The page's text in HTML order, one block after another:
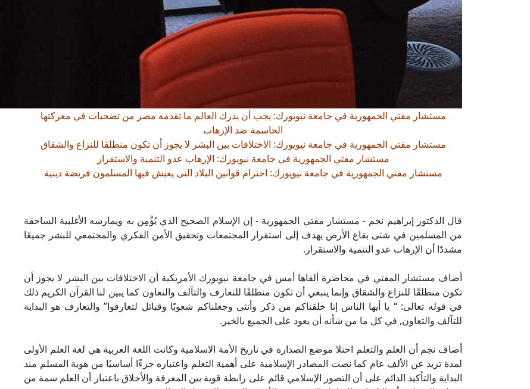
مستشار مفتي الجمهورية في جامعة نيويورك: يجب أن يدرك العالم ما تقدمه مصر من تضحيات في معركتها
الحاسمة ضد الإرهاب
مستشار مفتي الجمهورية في جامعة نيويورك: الاختلافات بين البشر لا يجوز أن تكون منطلقا للنزاع والشقاق
مستشار مفتي الجمهورية في جامعة نيويورك: الإرهاب عدو التنمية والاستقرار
مستشار مفتي الجمهورية في جامعة نيويورك: احترام قوانين البلاد التى يعيش فيها المسلمون فريضة دينية
قال الدكتور إبراهيم نجم - مستشار مفتي الجمهورية - إن الإسلام الصحيح الذي يُؤْمِن به ويمارسه الأغلبية الساحقة
من المسلمين في شتى بقاع الأرض يهدف إلى استقرار المجتمعات وتحقيق الأمن الفكري والمجتمعي للبشر جميعًا
مشددًا أن الإرهاب عدو التنمية والاستقرار.
أضاف مستشار المفتي في محاضرة ألقاها أمس في جامعة نيويورك الأمريكية أن الاختلافات بين البشر لا يجوز أن
تكون منطلقًا للنزاع والشقاق وإنما ينبغي أن تكون منطلقًا للتعارف والتآلف والتعاون كما يبين لنا القرآن الكريم ذلك
في قوله تعالى: “ يا أيها الناس إنا خلقناكم من ذكر وأنثى وجعلناكم شعوبًا وقبائل لتعارفوا” والتعارف هو البداية
للتآلف والتعاون, في كل ما من شأنه أن يعود على الجميع بالخير.
أضاف نجم أن العلم والتعلم احتلا موضع الصدارة في تاريخ الأمة الاسلامية وكانت اللغة العربية هي لغة العلم الأولى
لمدة تزيد عن الألف عام كما نصت المصادر الإسلامية على أهمية التعلم واعتباره جزءًا أساسيًا من هوية المسلم منذ
البداية والتأكيد الدائم على أن التصور الإسلامي قائم على رابطة قوية بين المعرفة والأخلاق باعتبار أن العلم سمة من